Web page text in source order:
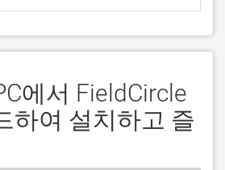
에서 FieldCircle
하여 설치하고 즐